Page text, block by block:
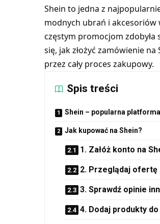
Shein to jedna z
modnych ubrań i
częstym promocjom zdobyła
się, jak złożyć zamówienie
przez cały proces zakupowy.
Spis treści
Shein – popularna
Jak kupować na Shein?
1. Załóż konto na
2. Przeglądaj ofertę
3. Sprawdź opinie
4. Dodaj produkty